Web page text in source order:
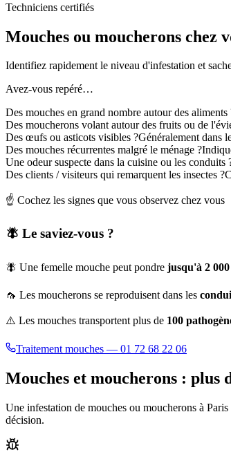
Techniciens certifiés
Mouches ou moucherons chez
Identifiez rapidement le niveau d'infestation et
Avez-vous repéré…
Des mouches en grand nombre autour des aliments
Des moucherons volant autour des fruits ou de
Des œufs ou asticots visibles ?Généralement dans
Des mouches récurrentes malgré le ménage ?
Une odeur suspecte dans la cuisine ou les conduits
Des clients / visiteurs qui remarquent les insectes ?
☝️ Cochez les signes que vous observez chez vous
🪰 Le saviez-vous ?
🪰 Une femelle mouche peut pondre jusqu'à 2
🦟 Les moucherons se reproduisent dans les
⚠️ Les mouches transportent plus de 100
Traitement mouches — 01 72 68 22 06
Mouches et moucherons : plus
Une infestation de mouches ou moucherons à Paris
décision.